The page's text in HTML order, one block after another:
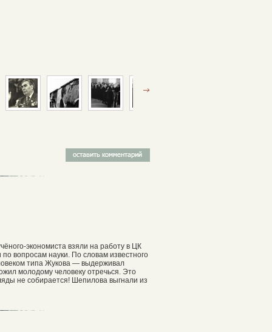
экономиста взяли на работу в ЦК
вопросам науки. По словам известного
типа Жукова — выдерживал
молодому человеку отречься. Это
не собирается! Шепилова выгнали из